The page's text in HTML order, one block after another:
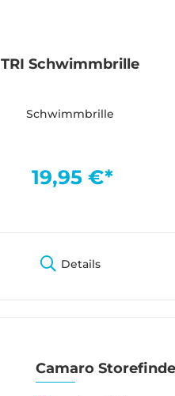
TRI Schwimmbrille
Schwimmbrille
19,95 €*
Details
Camaro